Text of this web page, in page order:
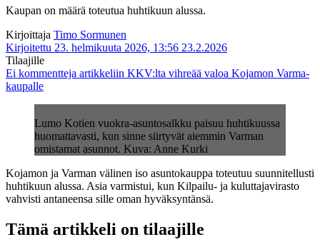
Kaupan on määrä toteutua huhtikuun alussa.
Kirjoittaja Timo Sormunen
Kirjoitettu 23. helmikuuta 2026, 13:56 23.2.2026
Tilaajille
Ei kommentteja artikkeliin KKV:lta vihreää valoa Kojamon Varma-
kaupalle
Lumo Kotien vuokra-asuntosalkku paisuu huhtikuussa
huomattavasti, kun sinne siirtyvät aiemmin Varman
omistamat asunnot. Kuva: Anne Kurki
Kojamon ja Varman välinen iso asuntokauppa toteutuu suunnitellusti
huhtikuun alussa. Asia varmistui, kun Kilpailu- ja kuluttajavirasto
vahvisti antaneensa sille oman hyväksyntänsä.
Tämä artikkeli on tilaajille